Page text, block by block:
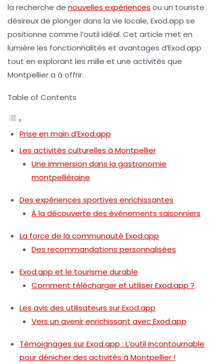
la recherche de nouvelles expériences ou un touriste
désireux de plonger dans la vie locale, Exod.app se
positionne comme l’outil idéal. Cet article met en
lumière les fonctionnalités et avantages d’Exod.app
tout en explorant les mille et une activités que
Montpellier a à offrir.
Table of Contents
Prise en main d’Exod.app
Les activités culturelles à Montpellier
Une immersion dans la gastronomie
montpelliéraine
Des expériences sportives enrichissantes
À la découverte des événements saisonniers
La force de la communauté Exod.app
Des recommandations personnalisées
Exod.app et le tourisme durable
Comment télécharger et utiliser Exod.app ?
Les avis des utilisateurs sur Exod.app
Vers un avenir enrichissant avec Exod.app
Témoignages sur Exod.app : L’outil incontournable
pour dénicher des activités à Montpellier !